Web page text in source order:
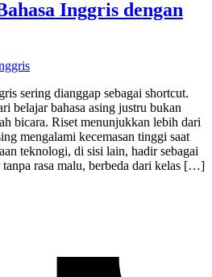
Inggris dengan
sering dianggap sebagai shortcut.
belajar bahasa asing justru bukan
bicara. Riset menunjukkan lebih dari
mengalami kecemasan tinggi saat
teknologi, di sisi lain, hadir sebagai
rasa malu, berbeda dari kelas […]